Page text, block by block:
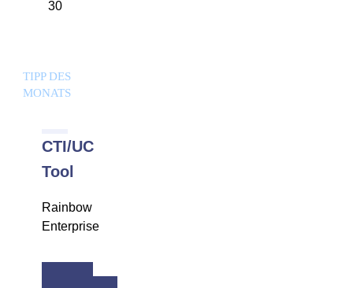
30
TIPP DES
MONATS
CTI/UC
Tool
Rainbow
Enterprise